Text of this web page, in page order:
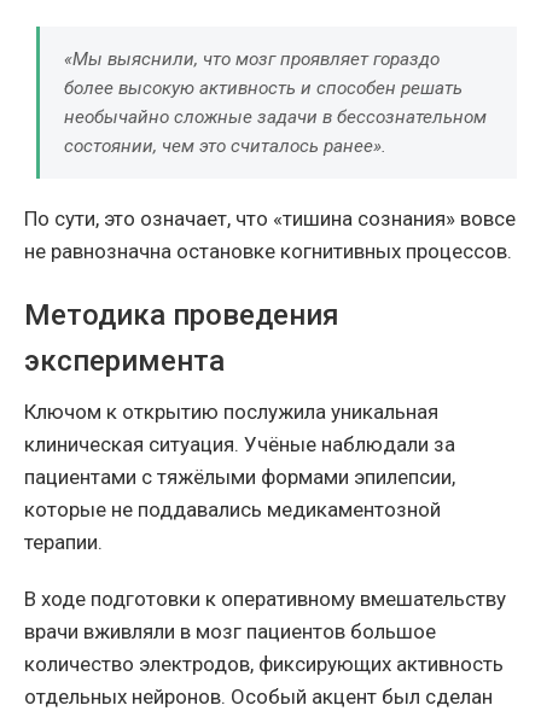
«Мы выяснили, что мозг проявляет гораздо
более высокую активность и способен решать
необычайно сложные задачи в бессознательном
состоянии, чем это считалось ранее».
По сути, это означает, что «тишина сознания» вовсе
не равнозначна остановке когнитивных процессов.
Методика проведения
эксперимента
Ключом к открытию послужила уникальная
клиническая ситуация. Учёные наблюдали за
пациентами с тяжёлыми формами эпилепсии,
которые не поддавались медикаментозной
терапии.
В ходе подготовки к оперативному вмешательству
врачи вживляли в мозг пациентов большое
количество электродов, фиксирующих активность
отдельных нейронов. Особый акцент был сделан